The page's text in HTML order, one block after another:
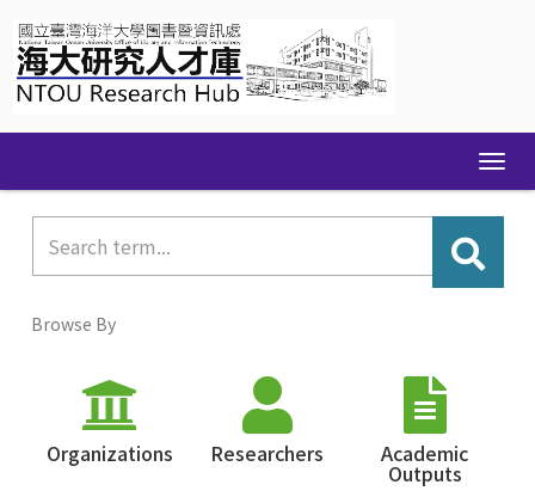
navigation
Browse By
Organizations Researchers Academic
Outputs